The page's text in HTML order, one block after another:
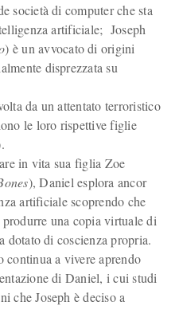
società di computer che sta
artificiale; Joseph
) è un avvocato di origini
disprezzata su
da un attentato terroristico
le loro rispettive figlie
in vita sua figlia Zoe
), Daniel esplora ancor
artificiale scoprendo che
una copia virtuale di
dotato di coscienza propria.
a vivere aprendo
di Daniel, i cui studi
che Joseph è deciso a